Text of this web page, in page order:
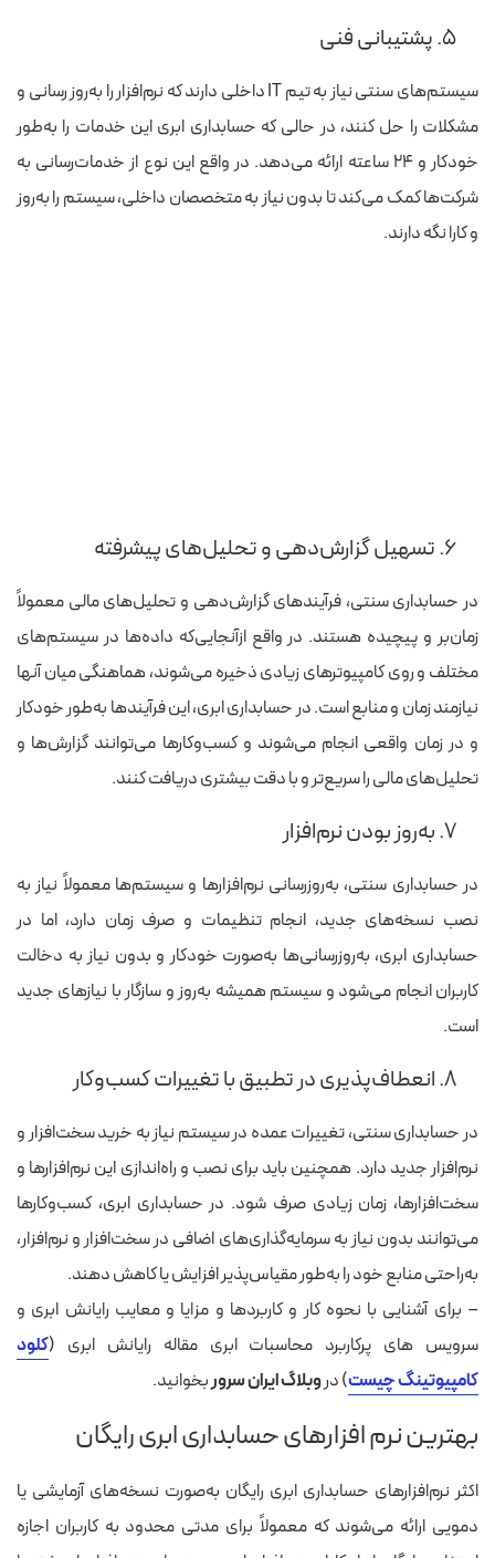
۵. پشتیبانی فنی
سیستم‌های سنتی نیاز به تیم IT داخلی دارند که نرم‌افزار را به‌روز رسانی و
مشکلات را حل کنند، در حالی که حسابداری ابری این خدمات را به‌طور
خودکار و ۲۴ ساعته ارائه می‌دهد. در واقع این نوع از خدمات‌رسانی به
شرکت‌ها کمک می‌کند تا بدون نیاز به متخصصان داخلی، سیستم را به‌روز
و کارا نگه دارند.
۶. تسهیل گزارش‌دهی و تحلیل‌های پیشرفته
در حسابداری سنتی، فرآیندهای گزارش‌دهی و تحلیل‌های مالی معمولاً
زمان‌بر و پیچیده هستند. در واقع ازآنجایی‌که داده‌ها در سیستم‌های
مختلف و روی کامپیوترهای زیادی ذخیره می‌شوند، هماهنگی میان آنها
نیازمند زمان و منابع است. در حسابداری ابری، این فرآیندها به‌طور خودکار
و در زمان واقعی انجام می‌شوند و کسب‌وکارها می‌توانند گزارش‌ها و
تحلیل‌های مالی را سریع‌تر و با دقت بیشتری دریافت کنند.
۷. به‌روز بودن نرم‌افزار
در حسابداری سنتی، به‌روزرسانی نرم‌افزارها و سیستم‌ها معمولاً نیاز به
نصب نسخه‌های جدید، انجام تنظیمات و صرف زمان دارد، اما در
حسابداری ابری، به‌روزرسانی‌ها به‌صورت خودکار و بدون نیاز به دخالت
کاربران انجام می‌شود و سیستم همیشه به‌روز و سازگار با نیازهای جدید
است.
۸. انعطاف‌پذیری در تطبیق با تغییرات کسب‌وکار
در حسابداری سنتی، تغییرات عمده در سیستم نیاز به خرید سخت‌افزار و
نرم‌افزار جدید دارد. همچنین باید برای نصب و راه‌اندازی این نرم‌افزارها و
سخت‌افزارها، زمان زیادی صرف شود. در حسابداری ابری، کسب‌وکارها
می‌توانند بدون نیاز به سرمایه‌گذاری‌های اضافی در سخت‌افزار و نرم‌افزار،
به‌راحتی منابع خود را به‌طور مقیاس‌پذیر افزایش یا کاهش دهند.
– برای آشنایی با نحوه کار و کاربردها و مزایا و معایب رایانش ابری و
سرویس های پرکاربرد محاسبات ابری مقاله رایانش ابری (کلود
کامپیوتینگ چیست) دروبلاگ ایران سروربخوانید.
بهترین نرم افزارهای حسابداری ابری رایگان
اکثر نرم‌افزارهای حسابداری ابری رایگان به‌صورت نسخه‌های آزمایشی یا
دمویی ارائه می‌شوند که معمولاً برای مدتی محدود به کاربران اجازه